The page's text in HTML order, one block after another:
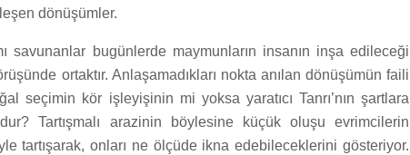
dönüşümler.
savunanlar bugünlerde maymunların insanın inşa edileceği
ortaktır. Anlaşamadıkları nokta anılan dönüşümün faili
seçimin kör işleyişinin mi yoksa yaratıcı Tanrı’nın şartlara
Tartışmalı arazinin böylesine küçük oluşu evrimcilerin
tartışarak, onları ne ölçüde ikna edebileceklerini gösteriyor.